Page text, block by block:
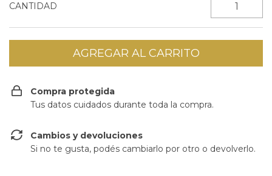
CANTIDAD
Compra protegida
Tus datos cuidados durante toda la compra.
Cambios y devoluciones
Si no te gusta, podés cambiarlo por otro o devolverlo.